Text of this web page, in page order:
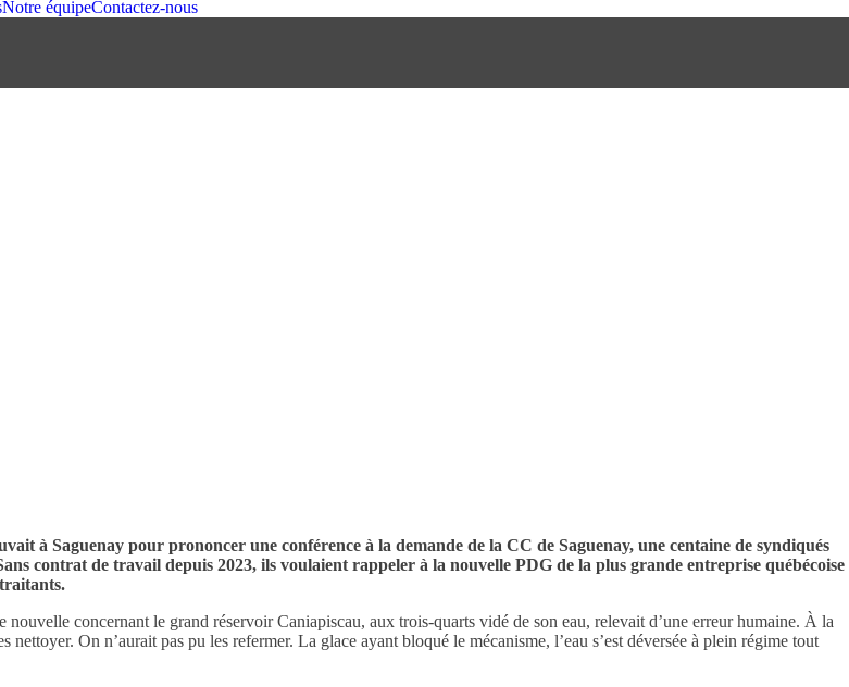
Notre équipeContactez-nous
à Saguenay pour prononcer une conférence à la demande de la CC de Saguenay, une centaine de syndiqués
contrat de travail depuis 2023, ils voulaient rappeler à la nouvelle PDG de la plus grande entreprise québécoise
concernant le grand réservoir Caniapiscau, aux trois-quarts vidé de son eau, relevait d’une erreur humaine. À la
On n’aurait pas pu les refermer. La glace ayant bloqué le mécanisme, l’eau s’est déversée à plein régime tout